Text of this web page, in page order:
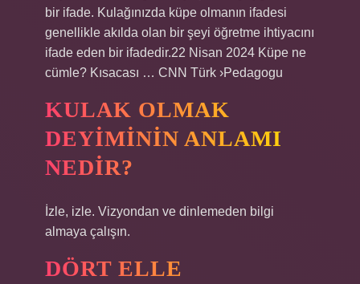
bir ifade. Kulağınızda küpe olmanın ifadesi
genellikle akılda olan bir şeyi öğretme ihtiyacını
ifade eden bir ifadedir.22 Nisan 2024 Küpe ne
cümle? Kısacası … CNN Türk ›Pedagogu
KULAK OLMAK
DEYIMININ ANLAMI
NEDIR?
İzle, izle. Vizyondan ve dinlemeden bilgi
almaya çalışın.
DÖRT ELLE